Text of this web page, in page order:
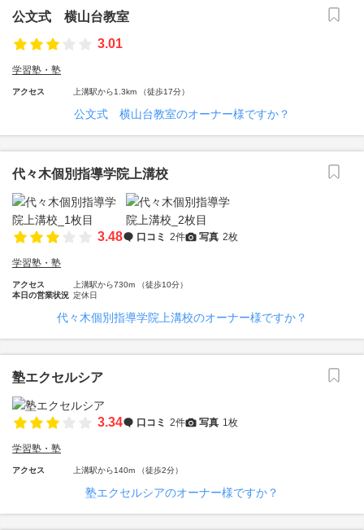
公文式 横山台教室
3.01
学習塾・塾
アクセス 上溝駅から1.3km （徒歩17分）
公文式 横山台教室のオーナー様ですか？
代々木個別指導学院上溝校
3.48 口コミ 2件 写真 2枚
学習塾・塾
アクセス
上溝駅から730m （徒歩10分）
本日の営業状況 定休日
代々木個別指導学院上溝校のオーナー様ですか？
塾エクセルシア
3.34 口コミ 2件 写真 1枚
学習塾・塾
アクセス 上溝駅から140m （徒歩2分）
塾エクセルシアのオーナー様ですか？